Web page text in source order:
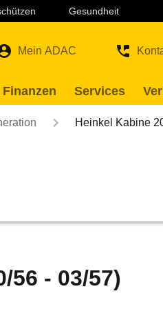
Gesundheit
Mein ADAC
Services
Heinkel Kabine
56 - 03/57)